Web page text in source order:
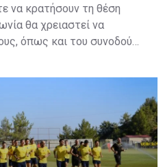
να κρατήσουν τη θέση
θα χρειαστεί να
όπως και του συνοδού